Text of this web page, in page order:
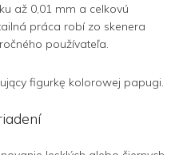
až 0,01 mm a celkovú
práca robí zo skenera
používateľa.